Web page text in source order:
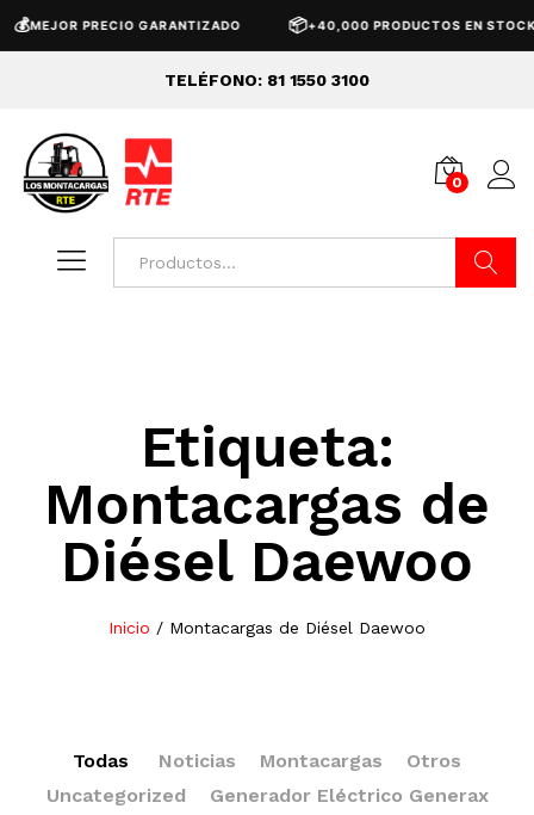
💰MEJOR PRECIO GARANTIZADO 📦+40,000 PRODUCTOS EN STOCK
TELÉFONO: 81 1550 3100
0
Etiqueta:
Montacargas de
Diésel Daewoo
Inicio / Montacargas de Diésel Daewoo
Todas Noticias Montacargas
Otros
Uncategorized
Generador Eléctrico Generax